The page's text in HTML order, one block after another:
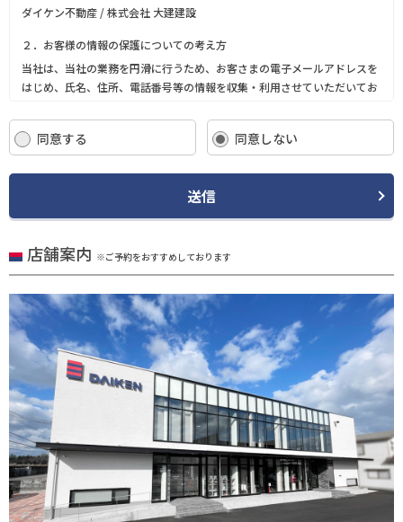
ダイケン不動産 / 株式会社 大建建設
２．お客様の情報の保護についての考え方
当社は、当社の業務を円滑に行うため、お客さまの電子メールアドレスを
はじめ、氏名、住所、電話番号等の情報を収集・利用させていただいてお
当社は、これらのお客さまの個人情報（以下「お客さま情報」といいま
す。）の適正な保護を重大な責務と認識し、この責務を果たすために、次
法令を遵守し、適切に取り扱います。また、適宜取扱いの改善に努めま
す。
ます。また、取引先等に対しても適切にお客さま情報を取り扱うように要
請します。
(3) お客さま情報の収集に際しては、利用目的を特定して通知または公表
し、その利用目的にしたがってお客さま情報を取り扱います。
(4) お客さま情報の漏洩、紛失、改ざん等を防止するために必要な 対策を
講じて適切な管理を行います。
(5) 保有するお客さま情報について、お客さま本人からの開示、訂正、削
除、利用停止の依頼を所定の窓口でお受けして、誠意をもって対応いたし
ます。
具体的には、以下の内容に従ってお客さま情報の取り扱いをいたします。
３．お客様の情報の利用目的
当社は、不動産についてのサービスをお客さまにご利用いただくにあた
り、各種の申込みの受付、訪問、提案、見積、各種の工事やサービス提供
同意する 同意しない
送信
店舗案内 ※ご予約をおすすめしております